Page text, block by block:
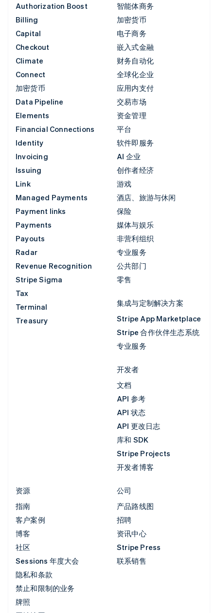
Authorization Boost
Billing
Capital
Checkout
Climate
Connect
加密货币
Data Pipeline
Elements
Financial Connections
Identity
Invoicing
Issuing
Link
Managed Payments
Payment links
Payments
Payouts
Radar
Revenue Recognition
Stripe Sigma
Tax
Terminal
Treasury
智能体商务
加密货币
电子商务
嵌入式金融
财务自动化
全球化企业
应用内支付
交易市场
资金管理
平台
软件即服务
AI 企业
创作者经济
游戏
酒店、旅游与休闲
保险
媒体与娱乐
非营利组织
专业服务
公共部门
零售
集成与定制解决方案
Stripe App Marketplace
Stripe 合作伙伴生态系统
专业服务
开发者
文档
API 参考
API 状态
API 更改日志
库和 SDK
Stripe Projects
开发者博客
资源
指南
客户案例
博客
社区
Sessions 年度大会
隐私和条款
禁止和限制的业务
牌照
公司
产品路线图
招聘
资讯中心
Stripe Press
联系销售